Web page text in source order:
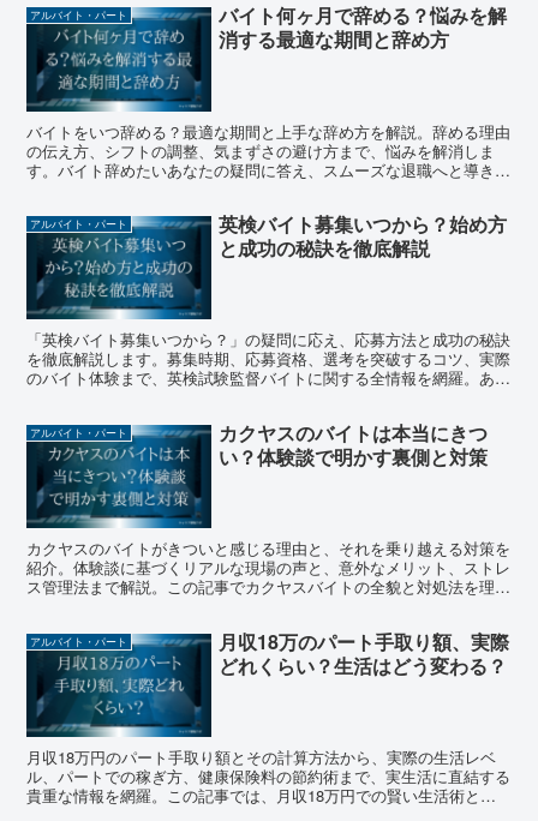
アルバイト・パート
バイト何ヶ月で辞める？悩みを解
消する最適な期間と辞め方
バイトをいつ辞める？最適な期間と上手な辞め方を解説。辞める理由
の伝え方、シフトの調整、気まずさの避け方まで、悩みを解消しま
す。バイト辞めたいあなたの疑問に答え、スムーズな退職へと導きま
アルバイト・パート
英検バイト募集いつから？始め方
と成功の秘訣を徹底解説
「英検バイト募集いつから？」の疑問に応え、応募方法と成功の秘訣
を徹底解説します。募集時期、応募資格、選考を突破するコツ、実際
のバイト体験まで、英検試験監督バイトに関する全情報を網羅。あな
アルバイト・パート
カクヤスのバイトは本当にきつ
い？体験談で明かす裏側と対策
カクヤスのバイトがきついと感じる理由と、それを乗り越える対策を
紹介。体験談に基づくリアルな現場の声と、意外なメリット、ストレ
ス管理法まで解説。この記事でカクヤスバイトの全貌と対処法を理解
アルバイト・パート
月収18万のパート手取り額、実際
どれくらい？生活はどう変わる？
月収18万円のパート手取り額とその計算方法から、実際の生活レベ
ル、パートでの稼ぎ方、健康保険料の節約術まで、実生活に直結する
貴重な情報を網羅。この記事では、月収18万円での賢い生活術と収